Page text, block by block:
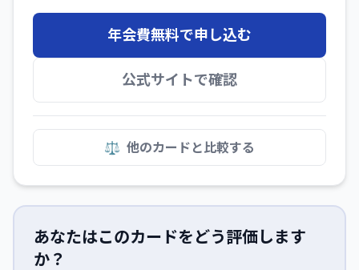
年会費無料で申し込む
公式サイトで確認
⚖️ 他のカードと比較する
あなたはこのカードをどう評価します
か？